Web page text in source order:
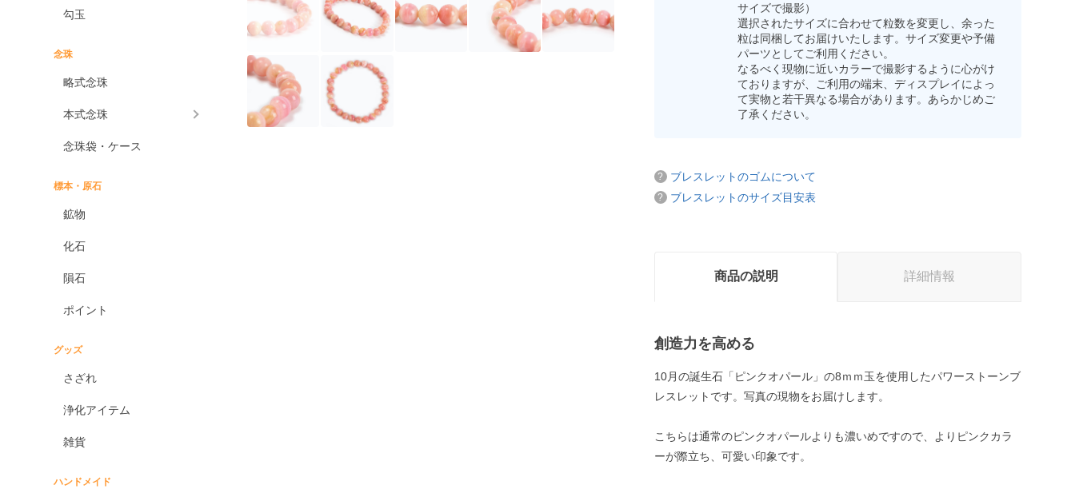
勾玉
念珠
略式念珠
本式念珠
念珠袋・ケース
標本・原石
鉱物
化石
隕石
ポイント
グッズ
さざれ
浄化アイテム
雑貨
ハンドメイド
サイズで撮影）
選択されたサイズに合わせて粒数を変更し、余った
粒は同梱してお届けいたします。サイズ変更や予備
パーツとしてご利用ください。
なるべく現物に近いカラーで撮影するように心がけ
ておりますが、ご利用の端末、ディスプレイによっ
て実物と若干異なる場合があります。あらかじめご
了承ください。
ブレスレットのゴムについて
ブレスレットのサイズ目安表
商品の説明 詳細情報
創造力を高める
10月の誕生石「ピンクオパール」の8ｍｍ玉を使用したパワーストーンブ
レスレットです。写真の現物をお届けします。
こちらは通常のピンクオパールよりも濃いめですので、よりピンクカラ
ーが際立ち、可愛い印象です。